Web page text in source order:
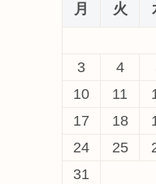
月
火
3
4
10
11
17
18
24
25
31